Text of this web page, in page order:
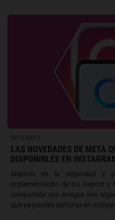
LAS NOVEDADES DE META
DISPONIBLES EN
Mejoras en la seguridad y
implementación de los Repost y
compartido con amigos son
que ya puedes disfrutar en